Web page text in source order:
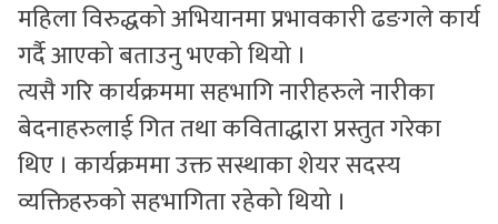
महिला विरुद्धको अभियानमा प्रभावकारी ढङगले कार्य
गर्दै आएको बताउनु भएको थियो ।
त्यसै गरि कार्यक्रममा सहभागि नारीहरुले नारीका
बेदनाहरुलाई गित तथा कविताद्धारा प्रस्तुत गरेका
थिए । कार्यक्रममा उक्त सस्थाका शेयर सदस्य
व्यक्तिहरुको सहभागिता रहेको थियो ।